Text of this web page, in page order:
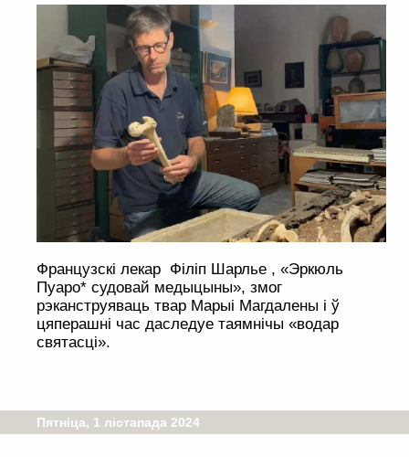
Французскі лекар Філіп Шарлье , «Эркюль
Пуаро* судовай медыцыны», змог
рэканструяваць твар Марыі Магдалены і ў
цяперашні час даследуе таямнічы «водар
святасці».
Пятніца, 1 лістапада 2024